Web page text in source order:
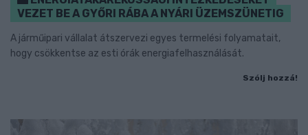
VEZET BE A GYŐRI RÁBA A NYÁRI ÜZEMSZÜNETIG
A járműipari vállalat átszervezi egyes termelési folyamatait,
hogy csökkentse az esti órák energiafelhasználását.
Szólj hozzá!